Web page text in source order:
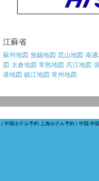
江蘇省
蘇州地図 無錫地図 昆山地図 南
図 太倉地図 常熟地図 呉江地図
港地図 鎮江地図 常州地図
中国ホテル予約: 上海ホテル予約 | 中国,中